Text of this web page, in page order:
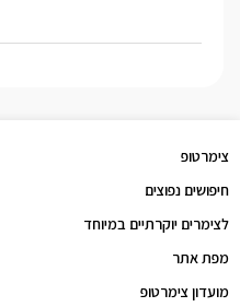
צימרטופ
חיפושים נפוצים
לצימרים יוקרתיים במיוחד
מפת אתר
מועדון צימרטופ